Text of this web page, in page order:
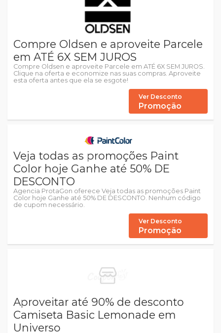
Compre Oldsen e aproveite Parcele
em ATÉ 6X SEM JUROS
Compre Oldsen e aproveite Parcele em ATÉ 6X SEM JUROS.
Clique na oferta e economize nas suas compras. Aproveite
esta oferta antes que ela se esgote!
Ver Desconto
Promoção
Veja todas as promoções Paint
Color hoje Ganhe até 50% DE
DESCONTO
Agencia ProtaGon oferece Veja todas as promoções Paint
Color hoje Ganhe até 50% DE DESCONTO. Nenhum código
de cupom necessário.
Ver Desconto
Promoção
Aproveitar até 90% de desconto
Camiseta Basic Lemonade em
Universo